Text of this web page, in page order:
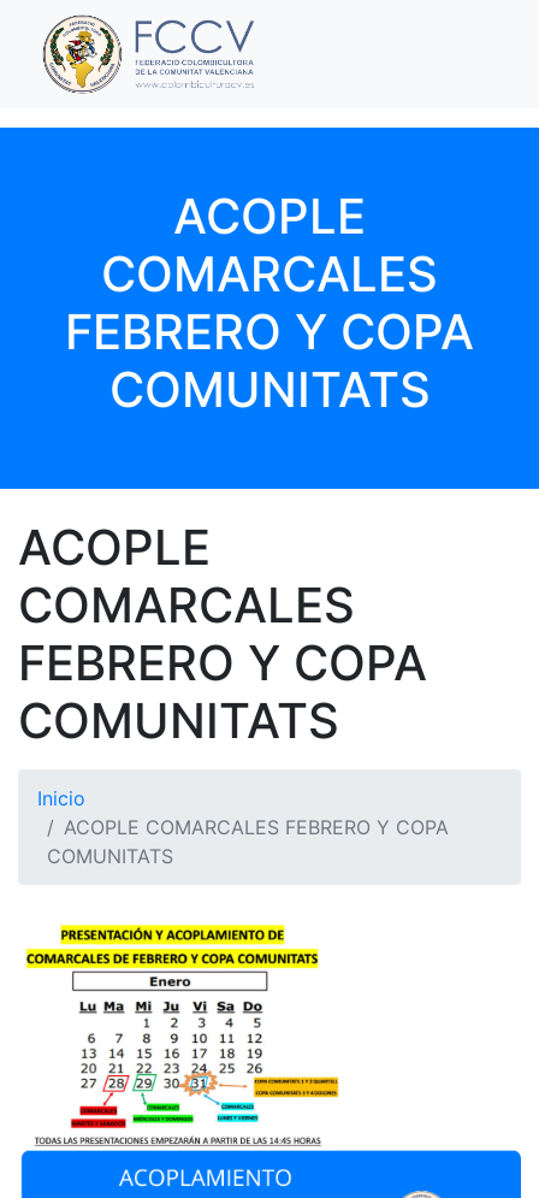
ACOPLE
COMARCALES
FEBRERO Y COPA
COMUNITATS
ACOPLE
COMARCALES
FEBRERO Y COPA
COMUNITATS
Inicio
ACOPLE COMARCALES FEBRERO Y COPA
COMUNITATS